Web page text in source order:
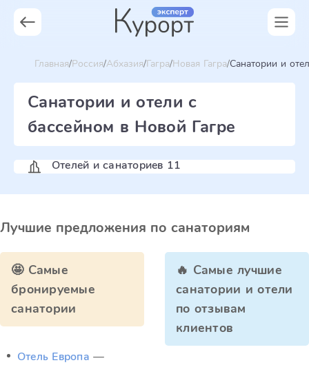
Главная Россия Абхазия Гагра Новая Гагра Санатории и
Санатории и отели с
бассейном в Новой Гагре
Отелей и санаториев 11
Лучшие предложения по санаториям
🤩 Самые
бронируемые
санатории
Отель Европа —
🔥 Самые лучшие
санатории и отели
по отзывам
клиентов